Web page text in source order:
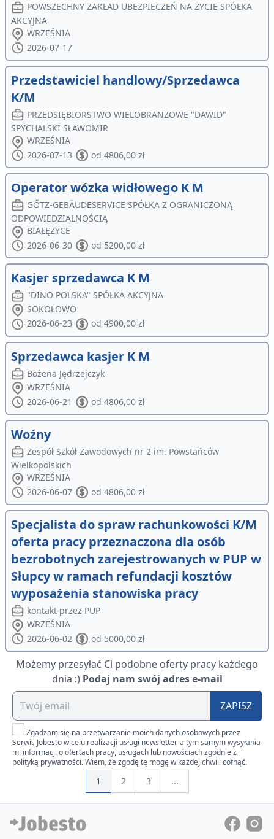
POWSZECHNY ZAKŁAD UBEZPIECZEŃ NA ŻYCIE SPÓŁKA
AKCYJNA
WRZEŚNIA
2026-07-17
Przedstawiciel handlowy/Sprzedawca
K/M
PRZEDSIĘBIORSTWO WIELOBRANŻOWE "DAWID"
SPYCHALSKI SŁAWOMIR
WRZEŚNIA
2026-07-13
od 4806,00 zł
Operator wózka widłowego K M
GŐTZ-GEBÄUDESERVICE SPÓŁKA Z OGRANICZONĄ
ODPOWIEDZIALNOŚCIĄ
BIAŁĘŻYCE
2026-06-30
od 5200,00 zł
Kasjer sprzedawca K M
"DINO POLSKA" SPÓŁKA AKCYJNA
SOKOŁOWO
2026-06-23
od 4900,00 zł
Sprzedawca kasjer K M
Bożena Jędrzejczyk
WRZEŚNIA
2026-06-21
od 4806,00 zł
Woźny
Zespół Szkół Zawodowych nr 2 im. Powstańców
Wielkopolskich
WRZEŚNIA
2026-06-07
od 4806,00 zł
Specjalista do spraw rachunkowości K/M
oferta pracy przeznaczona dla osób
bezrobotnych zarejestrowanych w PUP w
Słupcy w ramach refundacji kosztów
wyposażenia stanowiska pracy
kontakt przez PUP
WRZEŚNIA
2026-06-02
od 5000,00 zł
Możemy przesyłać Ci podobne oferty pracy każdego
dnia :) Podaj nam swój adres e-mail
ZAPISZ
Zgadzam się na przetwarzanie moich danych osobowych przez
Serwis Jobesto w celu realizacji usługi newsletter, a tym samym wysyłania
mi informacji o ofertach pracy, usługach lub nowościach zgodnie z
polityką prywatności. Wiem, że zgodę tę mogę w każdej chwili cofnąć.
1 2 3 ...